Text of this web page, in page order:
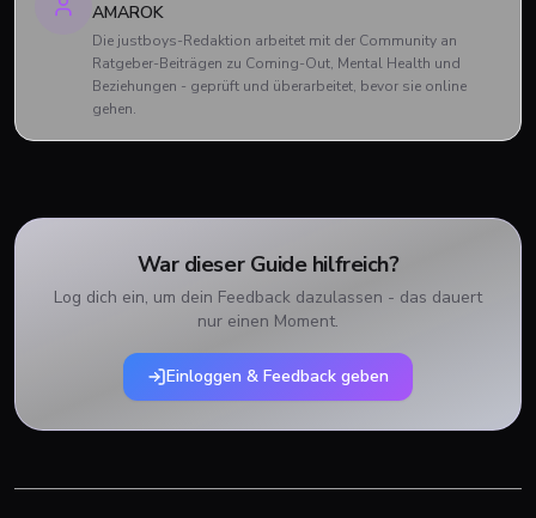
AMAROK
Die justboys-Redaktion arbeitet mit der Community an
Ratgeber-Beiträgen zu Coming-Out, Mental Health und
Beziehungen - geprüft und überarbeitet, bevor sie online
gehen.
War dieser Guide hilfreich?
Log dich ein, um dein Feedback dazulassen - das dauert
nur einen Moment.
Einloggen & Feedback geben